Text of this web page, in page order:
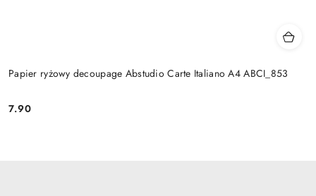
Papier ryżowy decoupage Abstudio Carte Italiano A4 ABCI_853
Cena:
7.90